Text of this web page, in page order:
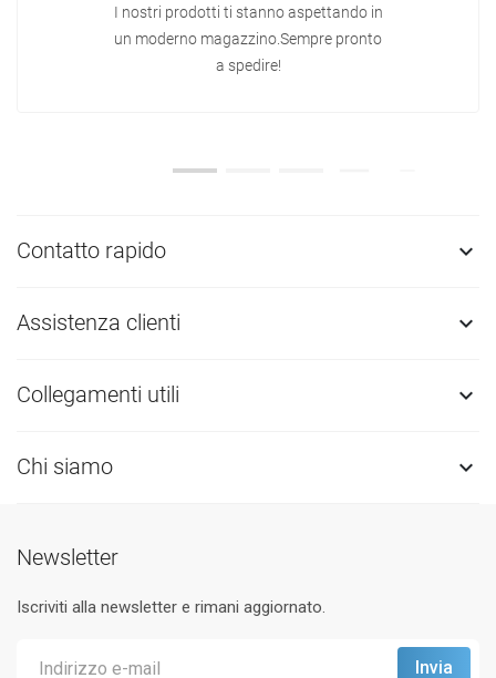
I nostri prodotti ti stanno aspettando in
un moderno magazzino.Sempre pronto
a spedire!
Contatto rapido 
Assistenza clienti 
Collegamenti utili 
Chi siamo 
Newsletter
Iscriviti alla newsletter e rimani aggiornato.